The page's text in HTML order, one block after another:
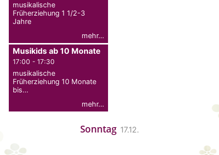
musikalische
Früherziehung 1 1/2-3
Jahre
mehr...
Musikids ab 10 Monate
17:00 - 17:30
musikalische
Früherziehung 10 Monate
bis...
mehr...
Sonntag 17.12.